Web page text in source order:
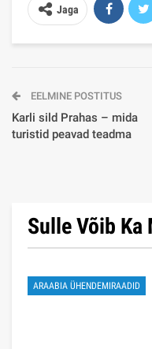
Jaga
EELMINE POSTITUS
Karli sild Prahas – mida
turistid peavad teadma
Sulle Võib Ka
ARAABIA ÜHENDEMIRAADID